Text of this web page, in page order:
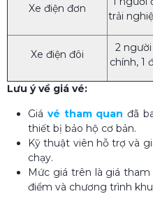
Xe điện đơn
trải
Xe điện đôi
2 người
chính, 1
Lưu ý về giá vé:
Giá vé tham quan đã
thiết bị bảo hộ cơ bản.
Kỹ thuật viên hỗ trợ và
chạy.
Mức giá trên là giá
điểm và chương trình